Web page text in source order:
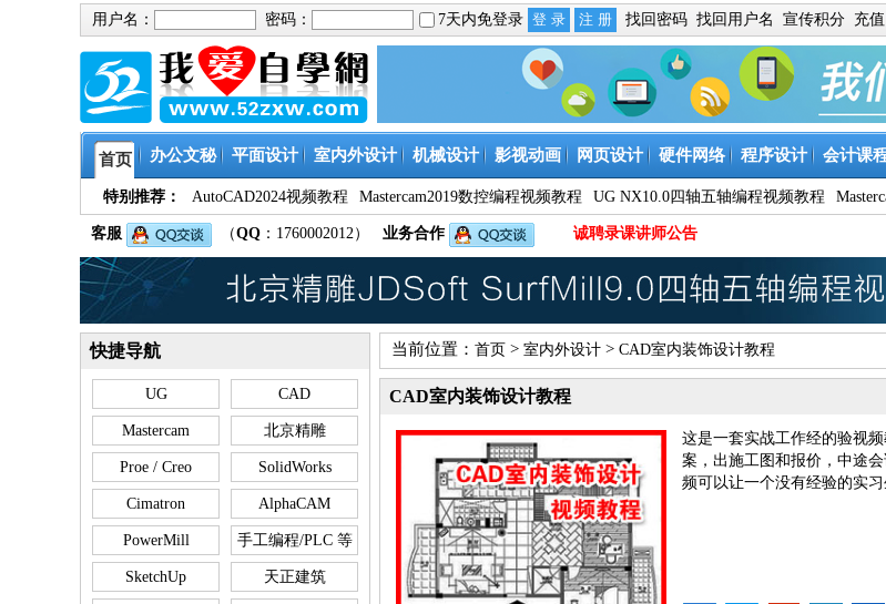
用户名： 密码： 7天内免登录 找回密码 找回用户名 宣传积分 充值
首页 办公文秘 平面设计 室内外设计 机械设计 影视动画 网页设计 硬件网络 程序设计 会计课
特别推荐： AutoCAD2024视频教程 Mastercam2019数控编程视频教程 UG NX10.0四轴五轴编程视频教程
客服 （QQ ：1760002012） 业务合作 诚聘录课讲师公告
快捷导航
UG CAD
Mastercam 北京精雕
Proe / Creo SolidWorks
Cimatron AlphaCAM
PowerMill 手工编程/PLC 等
SketchUp 天正建筑
当前位置： 首页 > 室内外设计 > CAD室内装饰设计教程
CAD室内装饰设计教程
这是一套实战工作经的验视
案，出施工图和报价，中途
频可以让一个没有经验的实